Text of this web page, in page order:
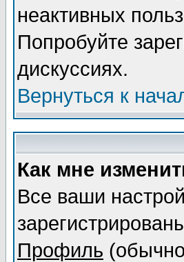
неактивных
Попробуйте
дискуссиях.
Вернуться к
Как мне
Все ваши
Профиль